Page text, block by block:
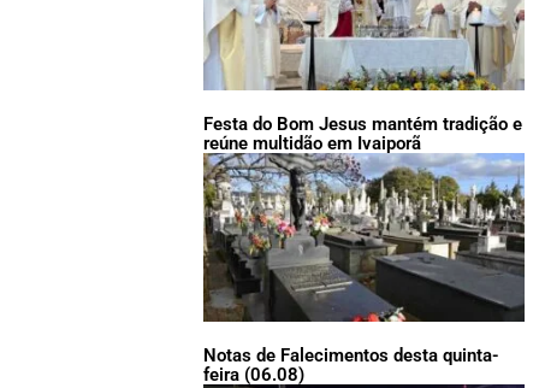
Festa do Bom Jesus mantém tradição e
reúne multidão em Ivaiporã
Notas de Falecimentos desta quinta-
feira (06.08)